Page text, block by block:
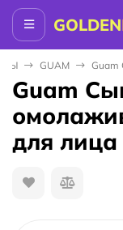
GOLDEN
GUAM Guam
Guam
для